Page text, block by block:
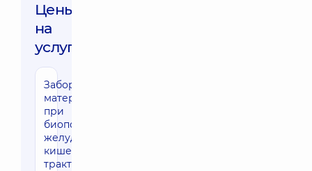
Цены
на
услуги:
Забор
материала
при
биопсии из
желудочно-
кишечного
тракта